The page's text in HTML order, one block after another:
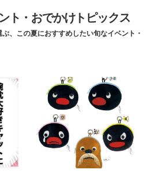
ト・おでかけトピックス
、この夏におすすめしたい旬なイベント・